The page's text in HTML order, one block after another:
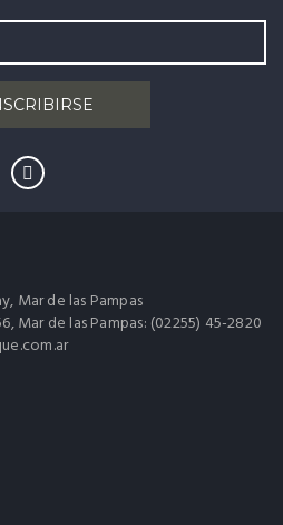
Mar de las Pampas
Mar de las Pampas: (02255) 45-2820